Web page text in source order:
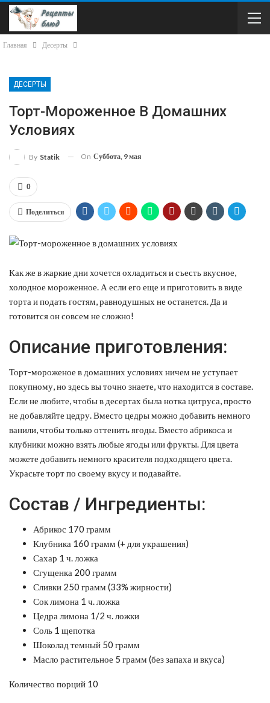
Главная Десерты
ДЕСЕРТЫ
Торт-Мороженное В Домашних
Условиях
By Statik On Суббота, 9 мая
0
Поделиться
Как же в жаркие дни хочется охладиться и съесть вкусное,
холодное мороженное. А если его еще и приготовить в виде
торта и подать гостям, равнодушных не останется. Да и
готовится он совсем не сложно!
Описание приготовления:
Торт-мороженое в домашних условиях ничем не уступает
покупному, но здесь вы точно знаете, что находится в составе.
Если не любите, чтобы в десертах была нотка цитруса, просто
не добавляйте цедру. Вместо цедры можно добавить немного
ванили, чтобы только оттенить ягоды. Вместо абрикоса и
клубники можно взять любые ягоды или фрукты. Для цвета
можете добавить немного красителя подходящего цвета.
Украсьте торт по своему вкусу и подавайте.
Состав / Ингредиенты:
Абрикос 170 грамм
Клубника 160 грамм (+ для украшения)
Сахар 1 ч. ложка
Сгущенка 200 грамм
Сливки 250 грамм (33% жирности)
Сок лимона 1 ч. ложка
Цедра лимона 1/2 ч. ложки
Соль 1 щепотка
Шоколад темный 50 грамм
Масло растительное 5 грамм (без запаха и вкуса)
Количество порций 10